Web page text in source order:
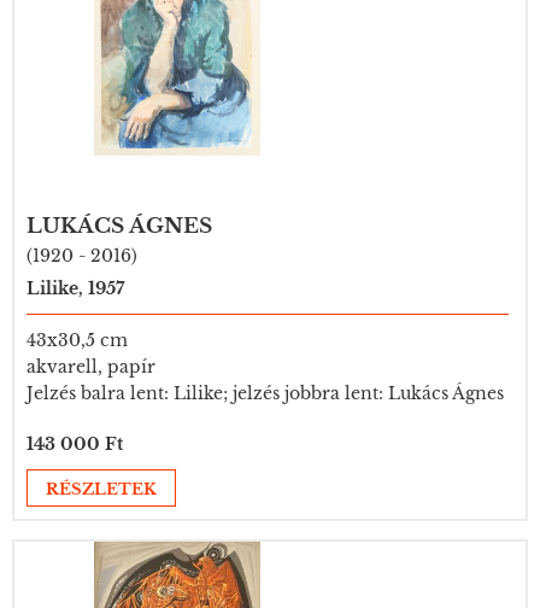
LUKÁCS ÁGNES
(1920 - 2016)
Lilike, 1957
43x30,5 cm
akvarell, papír
Jelzés balra lent: Lilike; jelzés jobbra lent: Lukács Ágnes
143 000 Ft
RÉSZLETEK